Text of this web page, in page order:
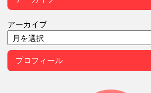
アーカイブ
プロフィール